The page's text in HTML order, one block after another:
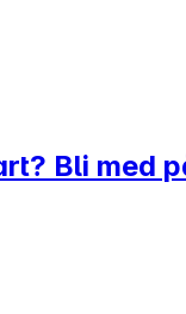
Bli med